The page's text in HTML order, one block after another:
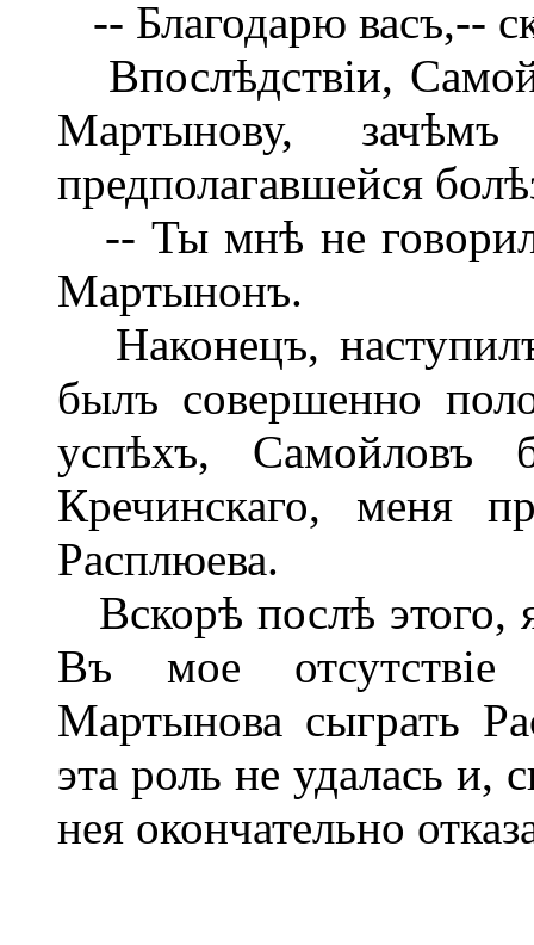
-- Благодарю васъ,--
Впослѣдствіи,
Мартынову,
предполагавшейся
-- Ты мнѣ не
Мартынонъ.
Наконецъ,
былъ совершенно
успѣхъ, Самойловъ
Кречинскаго, меня
Расплюева.
Вскорѣ послѣ этого,
Въ мое отсутствіе
Мартынова сыграть
эта роль не удалась и,
нея окончательно